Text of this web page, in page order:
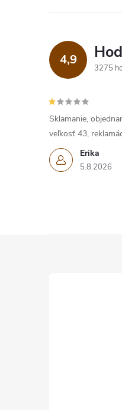
4,9
3275
Erika
5.8.2026
Sklamanie,
veľkosť 43,